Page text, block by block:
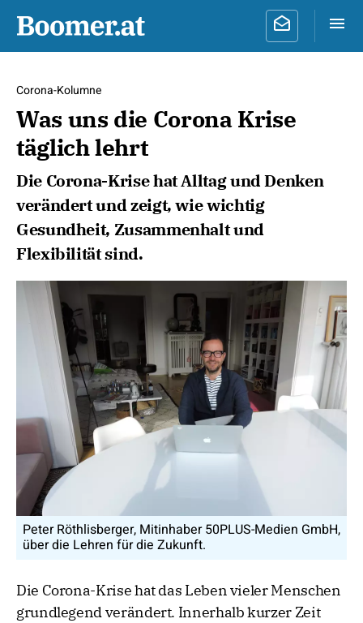
Corona-Kolumne
Was uns die Corona Krise
täglich lehrt
Die Corona-Krise hat Alltag und Denken
verändert und zeigt, wie wichtig
Gesundheit, Zusammenhalt und
Flexibilität sind.
Peter Röthlisberger, Mitinhaber 50PLUS-Medien GmbH,
über die Lehren für die Zukunft.
Die Corona-Krise hat das Leben vieler Menschen
grundlegend verändert. Innerhalb kurzer Zeit